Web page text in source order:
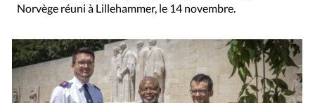
Norvège réuni à Lillehammer, le 14 novembre.